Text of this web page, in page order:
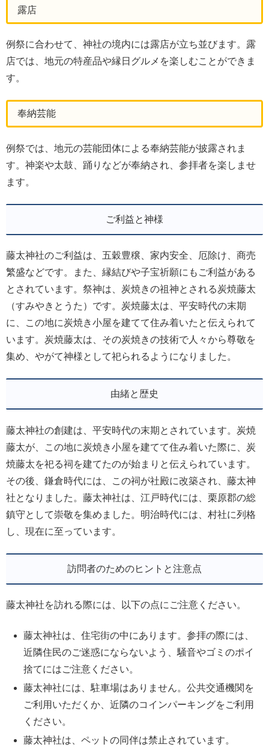
露店
例祭に合わせて、神社の境内には露店が立ち並びます。露
店では、地元の特産品や縁日グルメを楽しむことができま
す。
奉納芸能
例祭では、地元の芸能団体による奉納芸能が披露されま
す。神楽や太鼓、踊りなどが奉納され、参拝者を楽しませ
ます。
ご利益と神様
藤太神社のご利益は、五穀豊穣、家内安全、厄除け、商売
繁盛などです。また、縁結びや子宝祈願にもご利益がある
とされています。祭神は、炭焼きの祖神とされる炭焼藤太
（すみやきとうた）です。炭焼藤太は、平安時代の末期
に、この地に炭焼き小屋を建てて住み着いたと伝えられて
います。炭焼藤太は、その炭焼きの技術で人々から尊敬を
集め、やがて神様として祀られるようになりました。
由緒と歴史
藤太神社の創建は、平安時代の末期とされています。炭焼
藤太が、この地に炭焼き小屋を建てて住み着いた際に、炭
焼藤太を祀る祠を建てたのが始まりと伝えられています。
その後、鎌倉時代には、この祠が社殿に改築され、藤太神
社となりました。藤太神社は、江戸時代には、栗原郡の総
鎮守として崇敬を集めました。明治時代には、村社に列格
し、現在に至っています。
訪問者のためのヒントと注意点
藤太神社を訪れる際には、以下の点にご注意ください。
藤太神社は、住宅街の中にあります。参拝の際には、
近隣住民のご迷惑にならないよう、騒音やゴミのポイ
捨てにはご注意ください。
藤太神社には、駐車場はありません。公共交通機関を
ご利用いただくか、近隣のコインパーキングをご利用
ください。
藤太神社は、ペットの同伴は禁止されています。